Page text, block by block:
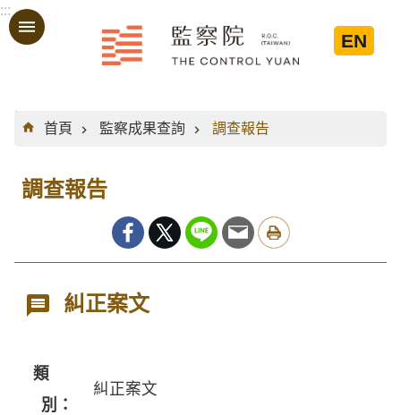
跳到主要內容區塊
:::
EN
:::
首頁
監察成果查詢 調查報告
調查報告
糾正案文
類
別：
糾正案文